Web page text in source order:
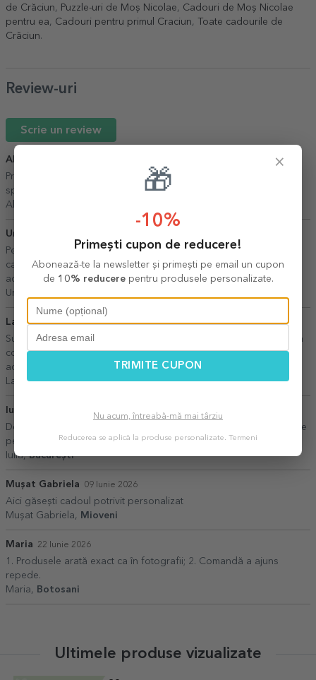
de Crăciun, Puzzle-uri de Moș Nicolae, Cadouri de Moș Nicolae
pentru ea, Cadouri pentru primul Craciun,
Toate cadourile de
Crăciun.
Review-uri
Scrie un review
Alexandra
Produsul foarte bine ambalat si aspectul este frumos ! Va pup și
spor in continuare la comenzi!
Alexandra,
Ursache Andreea
Pentru că mereu comand produse personalizate și mereu sunt de
calitate foarte bună. Am un tablou luat de la dumneavoastră și și
acum după 3 ani arată foarte bine și frumos!
Ursache Andreea,
Laura 11 Mai 2026
Sunt extrem de placut impresionata de fiecare data de rapiditatea
comenzilor, de calitatea foarte buna a produselor si de atentia
acordata detaliilor fiecarui produs in parte. Va multumesc !
Laura,Resita
Iulia
De cate ori am comandat, am primit comanda f repede (cu ridicare
personală)
Iulia,București
Mușat Gabriela 09 Iunie 2026
Aici găsești cadoul potrivit personalizat
Mușat Gabriela,
Mioveni
Maria 22 Iunie 2026
1. Produsele arată exact ca în fotografii; 2. Comandă a ajuns
repede.
Maria,
Botosani
Ultimele produse vizualizate
×
🎁
-10%
Primești cupon de reducere!
Abonează-te la newsletter și primești pe email un cupon
de 10% reducerepentru produsele personalizate.
TRIMITE CUPON
Nu acum, întreabă-mă mai târziu
Reducerea se aplică la produse personalizate. Termeni